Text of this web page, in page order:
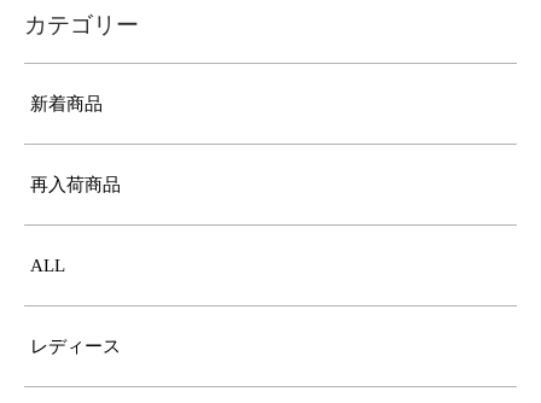
カテゴリー
新着商品
再入荷商品
ALL
レディース